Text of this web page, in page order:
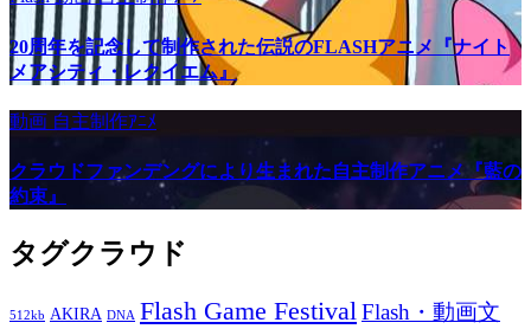
20周年を記念して制作された伝説のFLASHアニメ『ナイト
メアシティ・レクイエム』
動画 自主制作ｱﾆﾒ
クラウドファンデングにより生まれた自主制作アニメ『藍の
約束』
タグクラウド
512kb AKIRA DNA Flash Game FestivalFlash・動画文